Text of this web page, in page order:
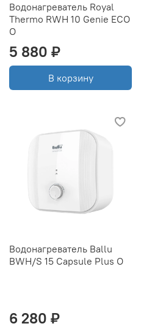
Водонагреватель Royal
Thermo RWH 10 Genie ECO
O
5 880 ₽
В корзину
Водонагреватель Ballu
BWH/S 15 Capsule Plus O
6 280 ₽